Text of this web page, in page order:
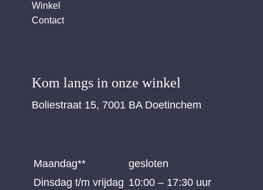
Winkel
Contact
Kom langs in onze winkel
Boliestraat 15, 7001 BA Doetinchem
Maandag**
gesloten
Dinsdag t/m vrijdag 10:00 – 17:30 uur